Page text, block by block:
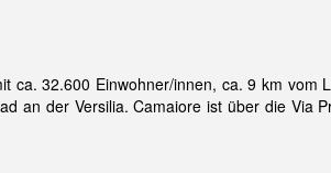
ca. 32.600 Einwohner/innen, ca. 9 km vom
an der Versilia. Camaiore ist über die Via